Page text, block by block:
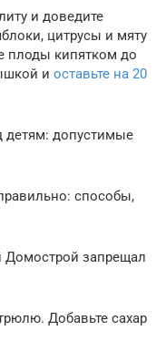
и доведите
цитрусы и мяту
плоды кипятком до
и оставьте на 20
детям: допустимые
способы,
Домострой запрещал
Добавьте сахар